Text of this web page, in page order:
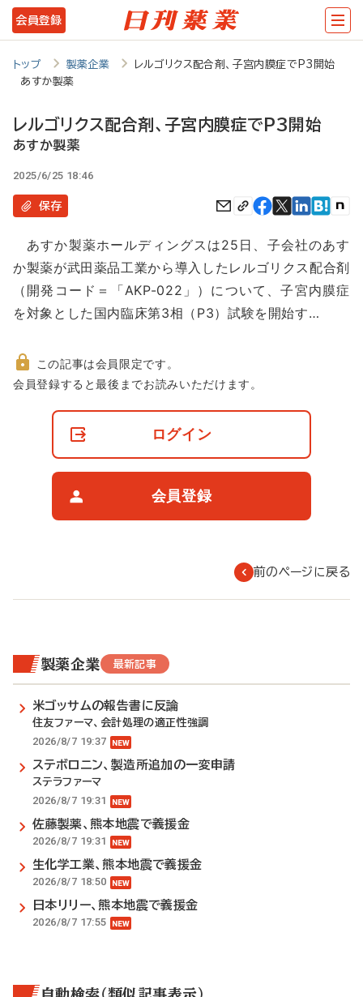
メ
イ
テ
ツ
に
動
会員登録
トップ 製薬企業
レルゴリクス配合剤、子宮内膜症でP3開始
あすか製薬
レルゴリクス配合剤、子宮内膜症でP3開始
あすか製薬
2025/6/25 18:46
保存
あすか製薬ホールディングスは25日、子会社のあす
か製薬が武田薬品工業から導入したレルゴリクス配合剤
（開発コード＝「AKP-022」）について、子宮内膜症
を対象とした国内臨床第3相（P3）試験を開始す…
非
この記事は会員限定です。
会員登録すると最後までお読みいただけます。
ログイン
会員登録
前のページに戻る
製薬企業 最新記事
米ゴッサムの報告書に反論
住友ファーマ、会計処理の適正性強調
2026/8/7 19:37
ステボロニン、製造所追加の一変申請
ステラファーマ
2026/8/7 19:31
佐藤製薬、熊本地震で義援金
2026/8/7 19:31
生化学工業、熊本地震で義援金
2026/8/7 18:50
日本リリー、熊本地震で義援金
2026/8/7 17:55
自動検索（類似記事表示）